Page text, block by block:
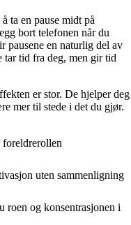
ta en pause midt på
bort telefonen når du
pausene en naturlig del av
tid fra deg, men gir tid
er stor. De hjelper deg
mer til stede i det du gjør.
uten sammenligning
roen og konsentrasjonen i